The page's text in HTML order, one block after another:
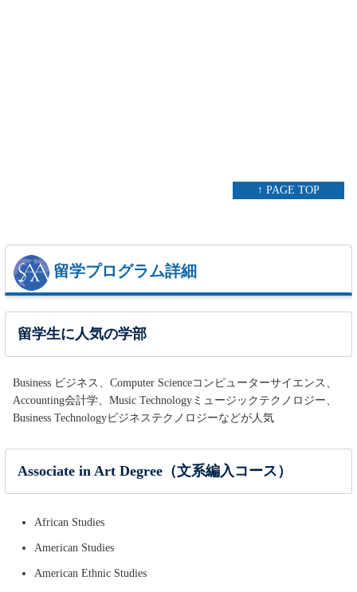
↑ PAGE TOP
留学プログラム詳細
留学生に人気の学部
Business ビジネス、Computer Scienceコンピューターサイエンス、
Accounting会計学、Music Technologyミュージックテクノロジー、
Business Technologyビジネステクノロジーなどが人気
Associate in Art Degree（文系編入コース）
African Studies
American Studies
American Ethnic Studies